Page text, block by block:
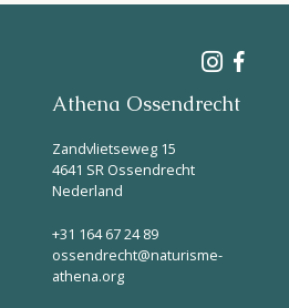
Athena Ossendrecht
Zandvlietseweg 15
4641 SR Ossendrecht
Nederland
+31 164 67 24 89
ossendrecht@naturisme-
athena.org